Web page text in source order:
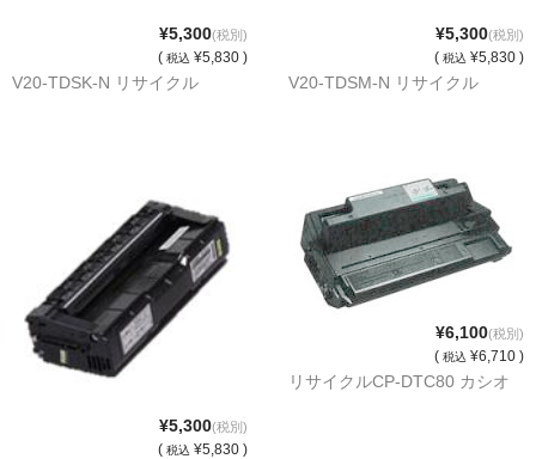
印字枚数について
対応プリンターメーカー
サイトマップ
¥5,300(税別)
( 税込 ¥5,830 )
V20-TDSK-N リサイクル
¥5,300(税別)
( 税込 ¥5,830 )
V20-TDSM-N リサイクル
¥5,300(税別)
( 税込 ¥5,830 )
¥6,100(税別)
( 税込 ¥6,710 )
リサイクルCP-DTC80 カシオ